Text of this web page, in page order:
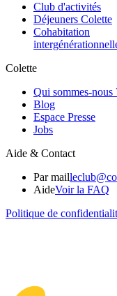
Club d'activités
Déjeuners Colette
Cohabitation
Colette
Qui sommes-nous
Blog
Espace Presse
Jobs
Aide & Contact
Par mail
AideVoir la FAQ
Politique de